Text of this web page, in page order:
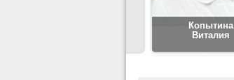
Копытина
Виталия